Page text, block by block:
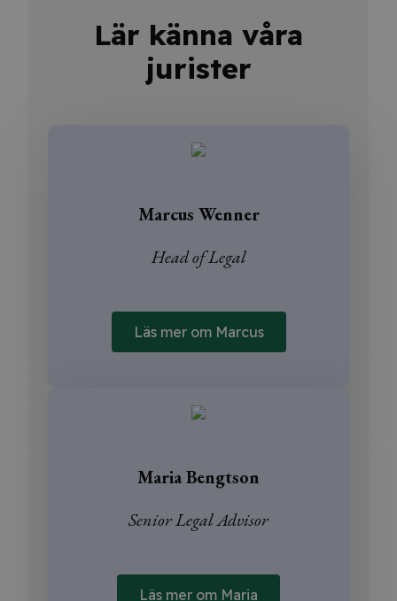
Lär känna våra
jurister
Marcus Wenner
Head of Legal
Läs mer om Marcus
Maria Bengtson
Senior Legal Advisor
Läs mer om Maria